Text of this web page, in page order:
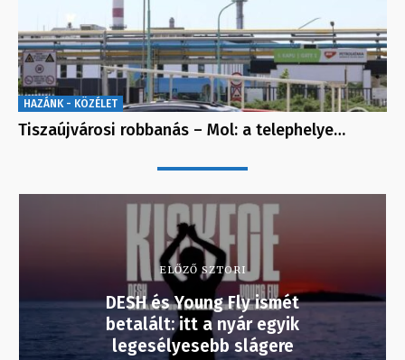
HAZÁNK - KÖZÉLET
Tiszaújvárosi robbanás – Mol: a telephelye…
ELŐZŐ SZTORI
DESH és Young Fly ismét
betalált: itt a nyár egyik
legesélyesebb slágere